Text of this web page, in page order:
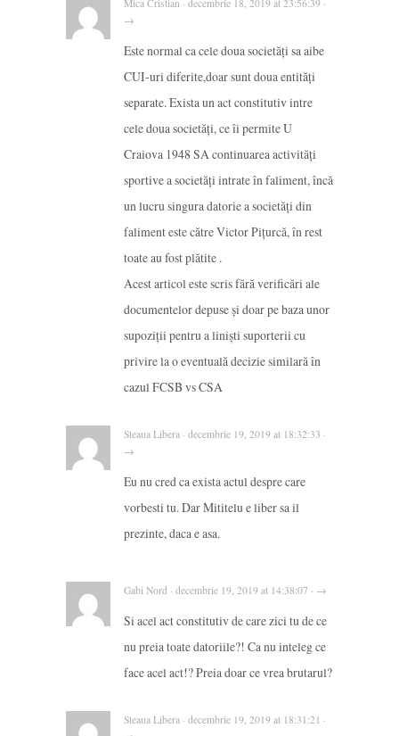
Mica Cristian · decembrie 18, 2019 at 23:56:39 ·
→
Este normal ca cele doua societăți sa aibe
CUI-uri diferite,doar sunt doua entități
separate. Exista un act constitutiv intre
cele doua societăți, ce îi permite U
Craiova 1948 SA continuarea activități
sportive a societăți intrate în faliment, încă
un lucru singura datorie a societăți din
faliment este către Victor Pițurcă, în rest
toate au fost plătite .
Acest articol este scris fără verificări ale
documentelor depuse și doar pe baza unor
supoziții pentru a liniști suporterii cu
privire la o eventuală decizie similară în
cazul FCSB vs CSA
Steaua Libera · decembrie 19, 2019 at 18:32:33 ·
→
Eu nu cred ca exista actul despre care
vorbesti tu. Dar Mititelu e liber sa il
prezinte, daca e asa.
Gabi Nord · decembrie 19, 2019 at 14:38:07 · →
Si acel act constitutiv de care zici tu de ce
nu preia toate datoriile?! Ca nu inteleg ce
face acel act!? Preia doar ce vrea brutarul?
Steaua Libera · decembrie 19, 2019 at 18:31:21 ·